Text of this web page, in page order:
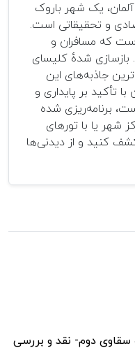
یک شهر باروک
و تحقیقاتی است.
است که مسافران و
شده‌ٔ کلیسای
جاذبه‌های این
تأکید بر پایداری و
برنامه‌ریزی شده
شهر یا با تورهای
کنید و از دیدنی‌ها
دوم- نقد و بررسی